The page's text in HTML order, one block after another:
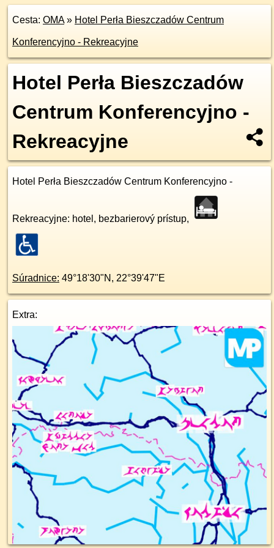
Cesta: OMA» Hotel Perła Bieszczadów Centrum
Konferencyjno - Rekreacyjne
Hotel Perła Bieszczadów
Centrum Konferencyjno -
Rekreacyjne
Hotel Perła Bieszczadów Centrum Konferencyjno -
Rekreacyjne: hotel, bezbarierový prístup,
Súradnice: 49°18'30"N , 22°39'47"E
Extra: